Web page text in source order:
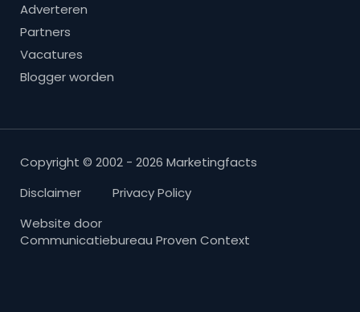
Adverteren
Partners
Vacatures
Blogger worden
Copyright © 2002 - 2026 Marketingfacts
Disclaimer
Privacy Policy
Website door
Communicatiebureau Proven Context